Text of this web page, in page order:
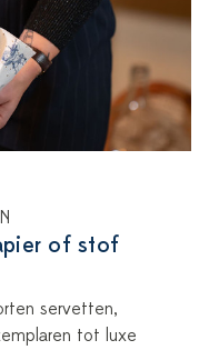
of stof
servetten,
tot luxe